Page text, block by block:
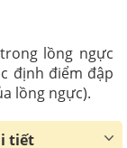
lồng ngực
định điểm đập
lồng ngực).
tiết